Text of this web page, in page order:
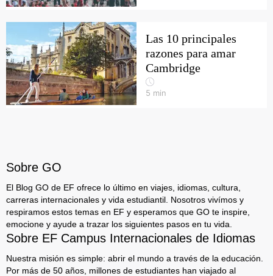
Las 10 principales
razones para amar
Cambridge
5 min
Sobre GO
El Blog GO de EF ofrece lo último en viajes, idiomas, cultura,
carreras internacionales y vida estudiantil. Nosotros vivímos y
respiramos estos temas en EF y esperamos que GO te inspire,
emocione y ayude a trazar los siguientes pasos en tu vida.
Sobre EF Campus Internacionales de Idiomas
Nuestra misión es simple: abrir el mundo a través de la educación.
Por más de 50 años, millones de estudiantes han viajado al